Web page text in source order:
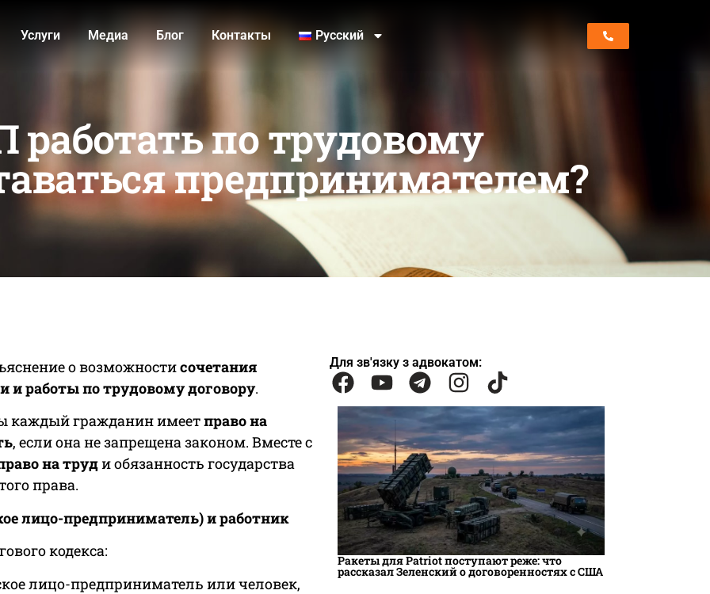
Услуги Медиа Блог Контакты Русский
по трудовому
предпринимателем?
о возможностисочетания
и работы по трудовому договору.
каждый гражданин имеетправо на
, если она не запрещена законом. Вместе с
на труди обязанность государства
права.
лицо-предприниматель) и работник
кодекса:
лицо-предприниматель или человек,
Для зв'язку з адвокатом:
Ракеты для Patriot поступают реже: что
рассказал Зеленский о договоренностях с США